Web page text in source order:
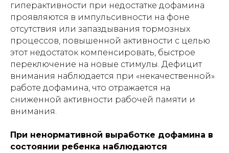
гиперактивности при недостатке дофамина
проявляются в импульсивности на фоне
отсутствия или запаздывания тормозных
процессов, повышенной активности с целью
этот недостаток компенсировать, быстрое
переключение на новые стимулы. Дефицит
внимания наблюдается при «некачественной»
работе дофамина, что отражается на
сниженной активности рабочей памяти и
внимания.
При ненормативной выработке дофамина в
состоянии ребенка наблюдаются